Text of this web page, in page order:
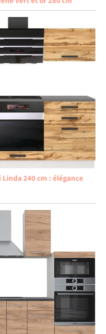
240 cm : élégance